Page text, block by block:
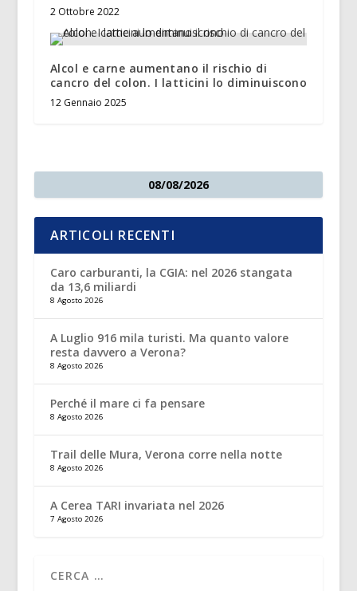
2 Ottobre 2022
Alcol e carne aumentano il rischio di
cancro del colon. I latticini lo diminuiscono
12 Gennaio 2025
08/08/2026
ARTICOLI RECENTI
Caro carburanti, la CGIA: nel 2026 stangata
da 13,6 miliardi
8 Agosto 2026
A Luglio 916 mila turisti. Ma quanto valore
resta davvero a Verona?
8 Agosto 2026
Perché il mare ci fa pensare
8 Agosto 2026
Trail delle Mura, Verona corre nella notte
8 Agosto 2026
A Cerea TARI invariata nel 2026
7 Agosto 2026